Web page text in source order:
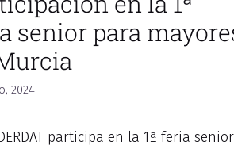
senior para
2024
participa en la 1ª feria senior